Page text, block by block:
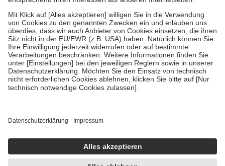
stärken und die besondere Stellung der Familie zu unterstützen,
fallenkeine Zuzahlungenan bei:
• Kindern und Jugendlichen bis zum vollendeten 18. Lebensjahr
mit Ausnahme der Fahrkosten
• Untersuchungen zur Vorsorge und Früherkennung, die von der
GKV getragen werden
• empfohlenen Schutzimpfungen
• Harn- und Blutteststreifen
getroffen, um sicherzustellen, dass es sich um echte Bewertungen
https://help.etrusted.com/hc/de/articles/4419944605341
Einige Bilder und Inhalte wurden unter Zuhilfenahme künstlicher